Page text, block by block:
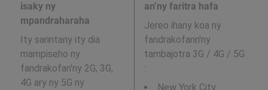
isaky ny
mpandraharaha
Ity sarintany ity dia
mampiseho ny
fandrakofan'ny 2G, 3G,
4G ary ny 5G ny
an’ny faritra hafa
Jereo ihany koa ny
fandrakofann'ny
tambajotra 3G / 4G / 5G
:
New York City